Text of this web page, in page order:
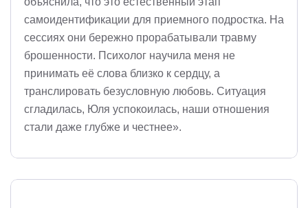
самоидентификации для приемного подростка. На
сессиях они бережно прорабатывали травму
брошенности. Психолог научила меня не
принимать её слова близко к сердцу, а
транслировать безусловную любовь. Ситуация
сгладилась, Юля успокоилась, наши отношения
стали даже глубже и честнее».